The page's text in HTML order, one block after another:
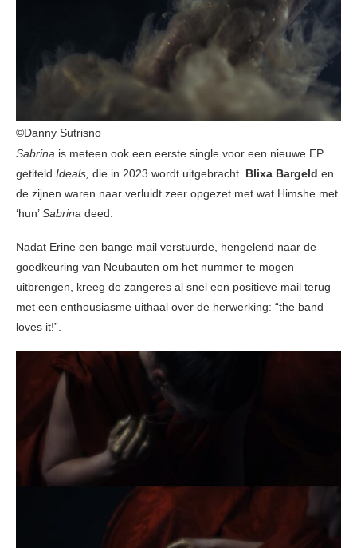
©Danny Sutrisno
Sabrina is meteen ook een eerste single voor een nieuwe EP
getiteld Ideals, die in 2023 wordt uitgebracht. Blixa Bargeld en
de zijnen waren naar verluidt zeer opgezet met wat Himshe met
‘hun’Sabrina deed.
Nadat Erine een bange mail verstuurde, hengelend naar de
goedkeuring van Neubauten om het nummer te mogen
uitbrengen, kreeg de zangeres al snel een positieve mail terug
met een enthousiasme uithaal over de herwerking: “the band
loves it!”.